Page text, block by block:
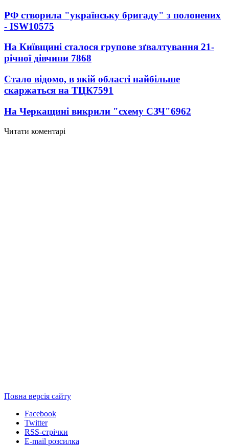
РФ створила "українську бригаду" з полонених
- ISW10575
На Київщині сталося групове зґвалтування 21-
річної дівчини 7868
Стало відомо, в якій області найбільше
скаржаться на ТЦК7591
На Черкащині викрили "схему СЗЧ"6962
Читати коментарі
Повна версія сайту
Facebook
Twitter
RSS-стрічки
E-mail розсилка